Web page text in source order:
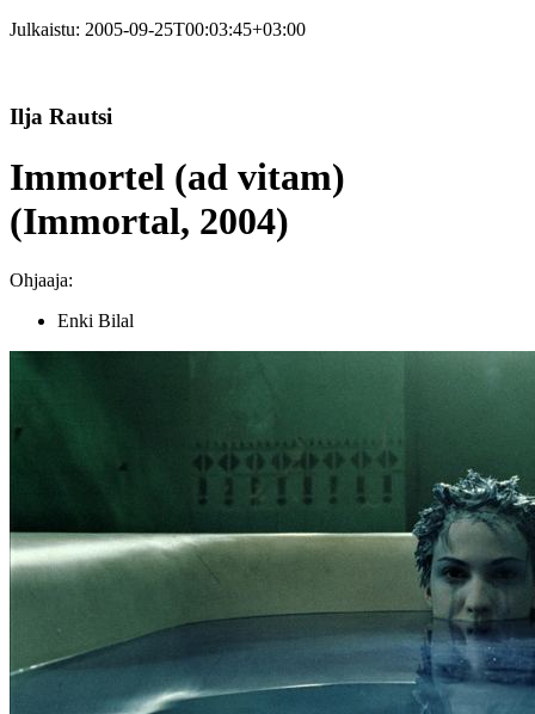
Julkaistu: 2005-09-25T00:03:45+03:00
Ilja Rautsi
Immortel (ad vitam)
(Immortal, 2004)
Ohjaaja:
Enki Bilal